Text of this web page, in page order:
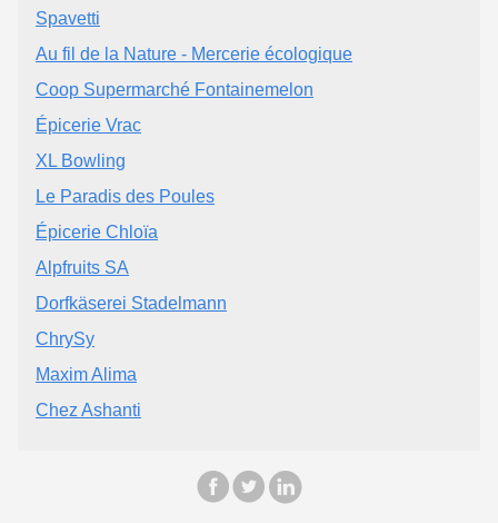
Spavetti
Au fil de la Nature - Mercerie écologique
Coop Supermarché Fontainemelon
Épicerie Vrac
XL Bowling
Le Paradis des Poules
Épicerie Chloïa
Alpfruits SA
Dorfkäserei Stadelmann
ChrySy
Maxim Alima
Chez Ashanti